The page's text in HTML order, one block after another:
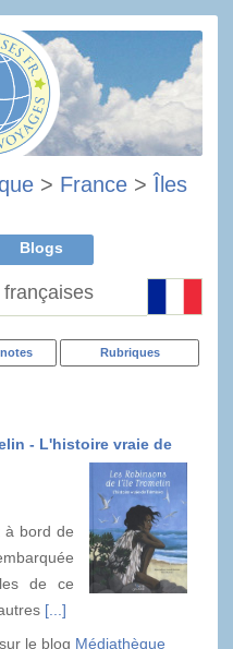
> France > Îles
Blogs
Rubriques
- L'histoire vraie de
à bord de
de ce
[...]
sur le blog Médiathèque